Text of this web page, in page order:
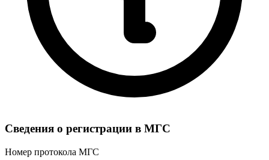
Сведения о регистрации в МГС
Номер протокола МГС